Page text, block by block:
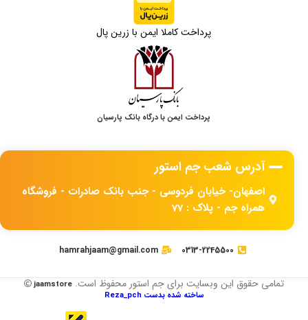
پرداخت کاملا ایمن با زرین پال
پرداخت ایمن با درگاه بانک پارسیان
آدرس شعب جم استور
اصفهان- خیابان فردوسی - جنب بانک صادرات - فروشگاه
همراه جم - پلاک : 77
0313-2245500
hamrahjaam@gmail.com
تمامی حقوق این وبسایت برای جم استور محفوظ است.jaamstore
ساخته شده بدست Reza_pch